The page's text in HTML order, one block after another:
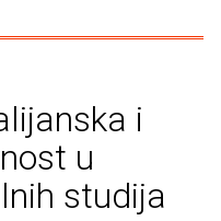
i
u
studija